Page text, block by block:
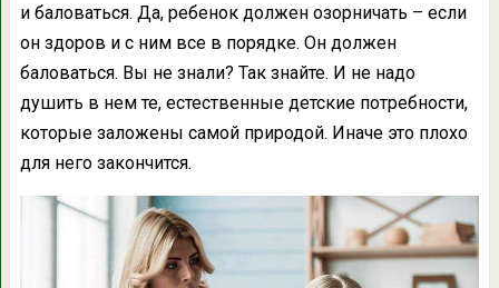
и баловаться. Да, ребенок должен озорничать – если
он здоров и с ним все в порядке. Он должен
баловаться. Вы не знали? Так знайте. И не надо
душить в нем те, естественные детские потребности,
которые заложены самой природой. Иначе это плохо
для него закончится.